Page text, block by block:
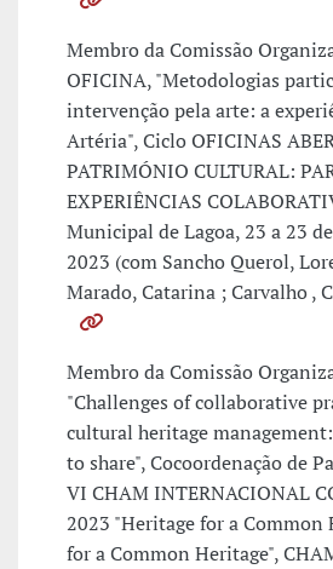
Membro da Comissão
OFICINA, "Metodologias
intervenção pela arte: a
Artéria", Ciclo OFICINAS
PATRIMÓNIO CULTURAL:
EXPERIÊNCIAS
Municipal de Lagoa, 23 a 23
2023 (com Sancho Querol,
Marado, Catarina ; Carvalho ,
Membro da Comissão
"Challenges of collaborative
cultural heritage
to share", Cocoordenação de
VI CHAM INTERNACIONAL
2023 "Heritage for a Common
for a Common Heritage",